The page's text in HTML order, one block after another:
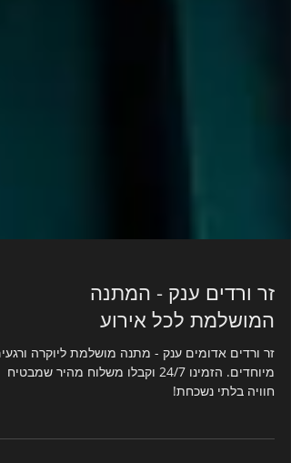
זר ורדים ענק - המתנה
המושלמת לכל אירוע
זר ורדים אדומים ענק - מתנה מושלמת ליוקרה